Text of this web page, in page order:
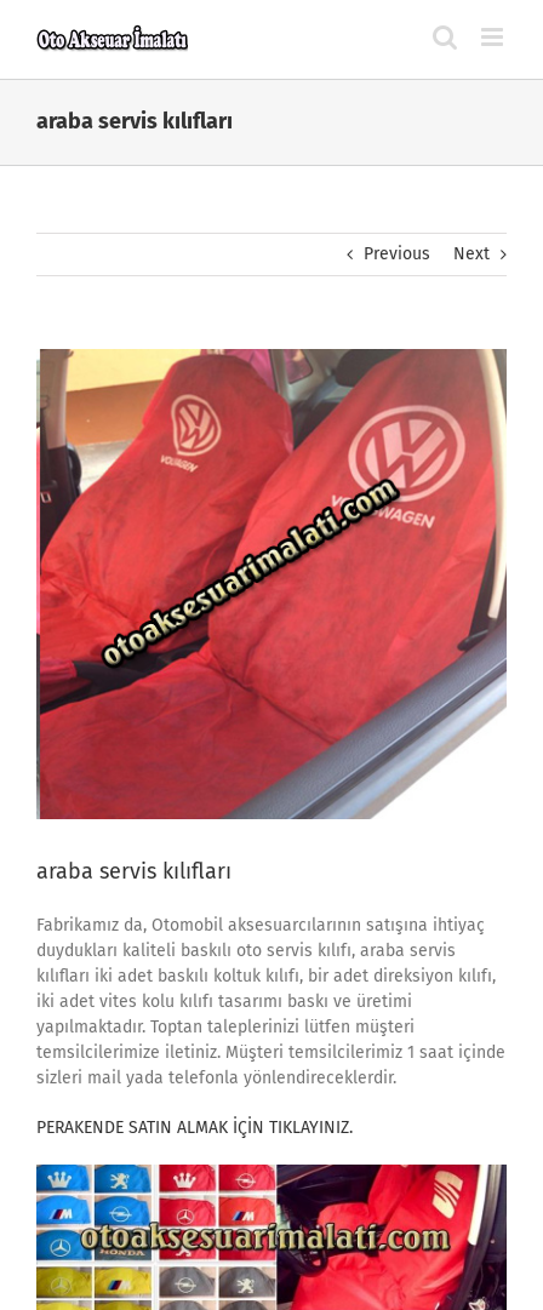
araba servis kılıfları
Previous Next
araba servis kılıfları
Fabrikamız da, Otomobil aksesuarcılarının satışına ihtiyaç
duydukları kaliteli baskılı oto servis kılıfı, araba servis
kılıfları iki adet baskılı koltuk kılıfı, bir adet direksiyon kılıfı,
iki adet vites kolu kılıfı tasarımı baskı ve üretimi
yapılmaktadır. Toptan taleplerinizi lütfen müşteri
temsilcilerimize iletiniz. Müşteri temsilcilerimiz 1 saat içinde
sizleri mail yada telefonla yönlendireceklerdir.
PERAKENDE SATIN ALMAK İÇİN TIKLAYINIZ.